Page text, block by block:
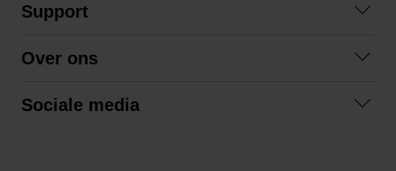
Support
Algemene voorwaarden
Over ons
Sociale media